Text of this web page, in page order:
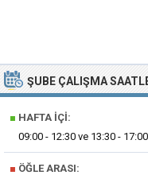
ŞUBE ÇALIŞMA
■ HAFTA İÇI:
09:00 - 12:30 ve 13:30 - 17:00
■ ÖĞLE ARASI: